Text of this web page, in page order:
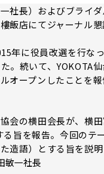
社長）およびブライ
飯店にてジャーナル懇
年に役員改選を行な
。続いて、YOKOTA
オープンしたことを
会の横田会長が、横
旨を報告。今回のテ
造語）とする旨を説明
敏一社長